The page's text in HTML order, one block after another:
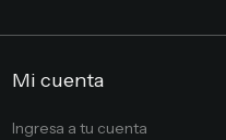
Mi cuenta
Ingresa a tu cuenta